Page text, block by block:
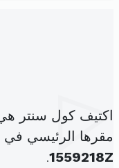
اكتيف كول سنتر
مقرها الرئيسي في مكتب 04 الطابق الثالث عمارة كارفور شارع
1559218Z
.